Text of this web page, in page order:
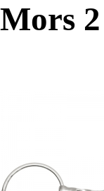
Mors